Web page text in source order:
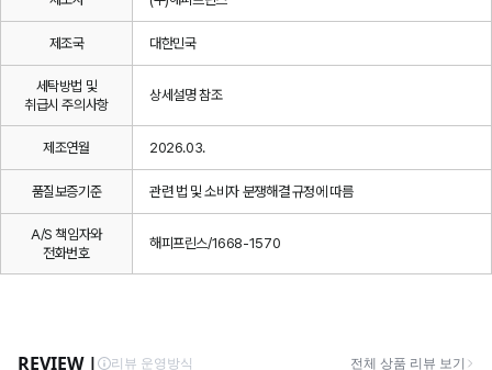
제조국 대한민국
세탁방법 및
취급시 주의사항
상세설명 참조
제조연월 2026.03.
품질보증기준 관련 법 및 소비자 분쟁해결 규정에 따름
A/S 책임자와
전화번호
해피프린스/1668-1570